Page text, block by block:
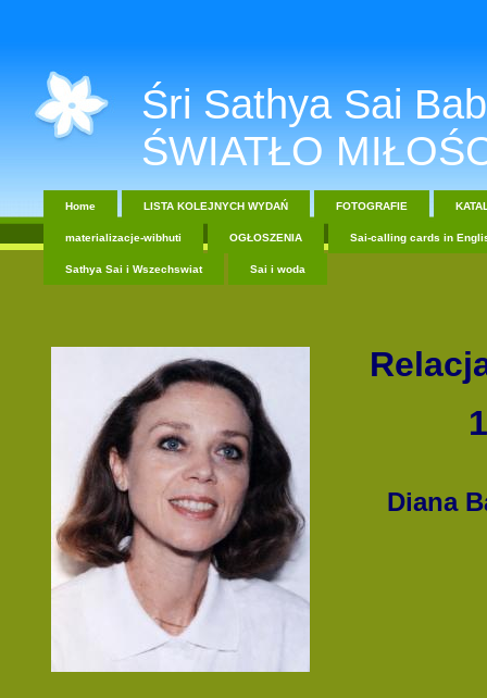
Śri Sathya Sai
ŚWIATŁO
Home LISTA KOLEJNYCH WYDAŃ FOTOGRAFIE
materializacje-wibhuti OGŁOSZENIA Sai-calling cards in
Sathya Sai i Wszechswiat Sai i woda
Diana